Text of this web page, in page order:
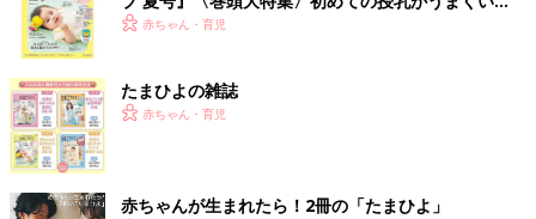
く！ おっぱい・ミルクの基本と夏のトラブル 解決テ
赤ちゃん・育児
たまひよの雑誌
赤ちゃん・育児
赤ちゃんが生まれたら！2冊の「たまひよ」